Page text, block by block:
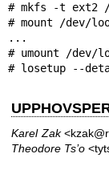
# mkfs -t ext2 /
# mount /dev/
...
# umount /dev/
# losetup --
Karel Zak
Theodore Ts’o